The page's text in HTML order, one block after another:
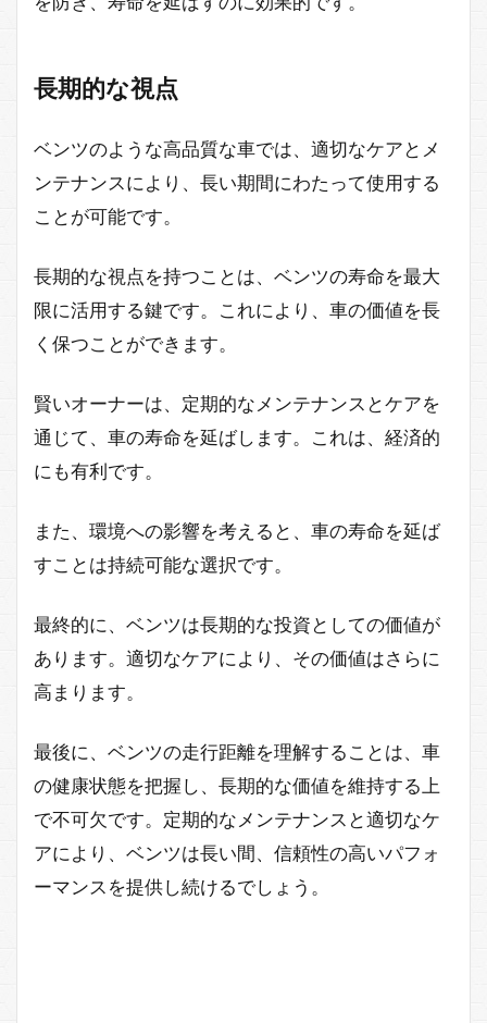
長期的な視点
ベンツのような高品質な車では、適切なケアとメ
ンテナンスにより、長い期間にわたって使用する
ことが可能です。
長期的な視点を持つことは、ベンツの寿命を最大
限に活用する鍵です。これにより、車の価値を長
く保つことができます。
賢いオーナーは、定期的なメンテナンスとケアを
通じて、車の寿命を延ばします。これは、経済的
にも有利です。
また、環境への影響を考えると、車の寿命を延ば
すことは持続可能な選択です。
最終的に、ベンツは長期的な投資としての価値が
あります。適切なケアにより、その価値はさらに
高まります。
最後に、ベンツの走行距離を理解することは、車
の健康状態を把握し、長期的な価値を維持する上
で不可欠です。定期的なメンテナンスと適切なケ
アにより、ベンツは長い間、信頼性の高いパフォ
ーマンスを提供し続けるでしょう。